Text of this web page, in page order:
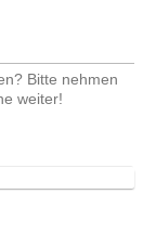
Bitte nehmen
weiter!